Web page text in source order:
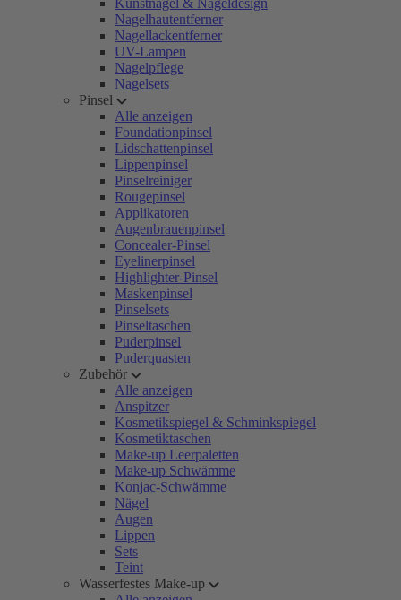
Kunstnägel & Nageldesign
Nagelhautentferner
Nagellackentferner
UV-Lampen
Nagelpflege
Nagelsets
Pinsel
Alle anzeigen
Foundationpinsel
Lidschattenpinsel
Lippenpinsel
Pinselreiniger
Rougepinsel
Applikatoren
Augenbrauenpinsel
Concealer-Pinsel
Eyelinerpinsel
Highlighter-Pinsel
Maskenpinsel
Pinselsets
Pinseltaschen
Puderpinsel
Puderquasten
Zubehör
Alle anzeigen
Anspitzer
Kosmetikspiegel & Schminkspiegel
Kosmetiktaschen
Make-up Leerpaletten
Make-up Schwämme
Konjac-Schwämme
Nägel
Augen
Lippen
Sets
Teint
Wasserfestes Make-up